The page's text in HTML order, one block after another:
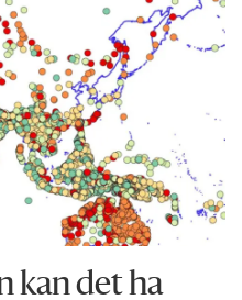
kan det ha